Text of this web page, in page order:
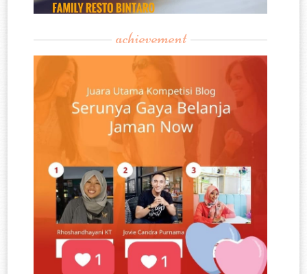
achievement